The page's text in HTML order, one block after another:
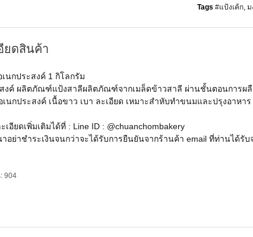
Tags #แป้งเค้ก, ม
ยดสินค้า
นกประสงค์ 1 กิโลกรัม
สงค์ ผลิตภัณฑ์แป้งสาลีผลิตภัณฑ์จากเมล็ดข้าวสาลี ผ่านชั้นตอนการผ
เนกประสงค์ เนื้อขาว เบา ละเอียด เหมาะสำหับทำขนมและปรุงอาหาร
เอียดเพิ่มเติมได้ที่ : Line ID : @chuanchombakery
อย่าชำระเงินจนกว่าจะได้รับการยืนยันจากร้านค้า email ที่ท่านได้
904